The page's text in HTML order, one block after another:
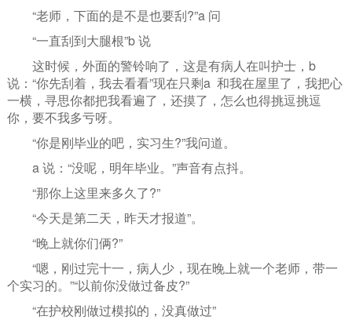
“老师，下面的是不是也要刮?”a 问
“一直刮到大腿根”b 说
这时候，外面的警铃响了，这是有病人在叫护士，b
说：“你先刮着，我去看看”现在只剩a 和我在屋里了，我把心
一横，寻思你都把我看遍了，还摸了，怎么也得挑逗挑逗
你，要不我多亏呀。
“你是刚毕业的吧，实习生?”我问道。
a 说：“没呢，明年毕业。”声音有点抖。
“那你上这里来多久了?”
“今天是第二天，昨天才报道”。
“晚上就你们俩?”
“嗯，刚过完十一，病人少，现在晚上就一个老师，带一
个实习的。”“以前你没做过备皮?”
“在护校刚做过模拟的，没真做过”